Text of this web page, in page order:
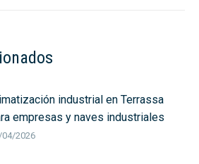
industrial en Terrassa
empresas y naves industriales
2026